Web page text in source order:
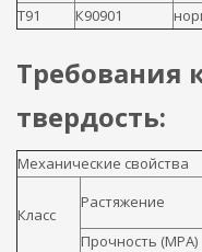
T91
К90901
Требования
твердость:
Механические свойства
Класс
Растяжение
Прочность (MPA)